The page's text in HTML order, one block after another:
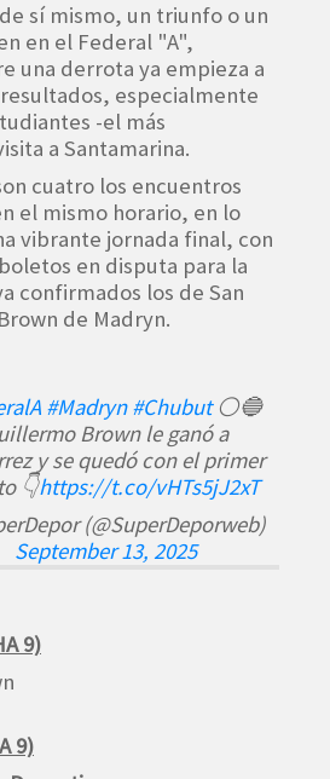
sí mismo, un triunfo o un
en el Federal "A",
una derrota ya empieza a
especialmente
-el más
a Santamarina.
cuatro los encuentros
el mismo horario, en lo
vibrante jornada final, con
en disputa para la
confirmados los de San
de Madryn.
#Madryn #Chubut⚪️🔵
Brown le ganó a
y se quedó con el primer
👇https://t.co/vHTs5jJ2xT
(@SuperDeporweb)
September 13, 2025
9)
9)